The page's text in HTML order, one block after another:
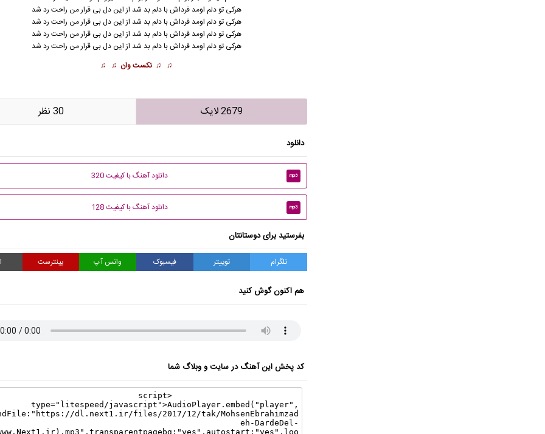
هرکی تو دلم اومد فرداش با دلم بد شد از این دل بی قرار من راحت رد شد
هرکی تو دلم اومد فرداش با دلم بد شد از این دل بی قرار من راحت رد شد
هرکی تو دلم اومد فرداش با دلم بد شد از این دل بی قرار من راحت رد شد
هرکی تو دلم اومد فرداش با دلم بد شد از این دل بی قرار من راحت رد شد
♫ ♫ نکست وان ♫ ♫
2679 لایک 30 نظر
دانلود
mp3 دانلود آهنگ با کیفیت 320
mp3 دانلود آهنگ با کیفیت 128
بفرستید برای دوستانتان
تلگرام توییتر فیسبوک واتس آپ پینترست
هم اکنون گوش کنید
کد پخش این آهنگ در سایت و وبلاگ شما